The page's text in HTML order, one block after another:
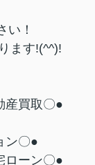
い！
ます!(^^)!
産買取〇●
ン〇●
ローン〇●